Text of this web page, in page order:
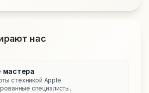
нас
мастера
с техникой Apple.
специалисты.